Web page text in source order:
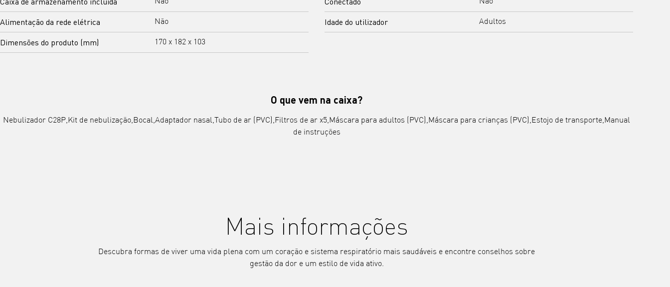
Alimentação da rede elétrica Não Idade do utilizador Adultos
Dimensões do produto (mm) 170 x 182 x 103
O que vem na caixa?
Nebulizador C28P,Kit de nebulização,Bocal,Adaptador nasal,Tubo de ar (PVC),Filtros de ar x5,Máscara para adultos (PVC),Máscara para crianças (PVC),Estojo de transporte,Manual
de instruções
Mais informações
Descubra formas de viver uma vida plena com um coração e sistema respiratório mais saudáveis e encontre conselhos sobre
gestão da dor e um estilo de vida ativo.